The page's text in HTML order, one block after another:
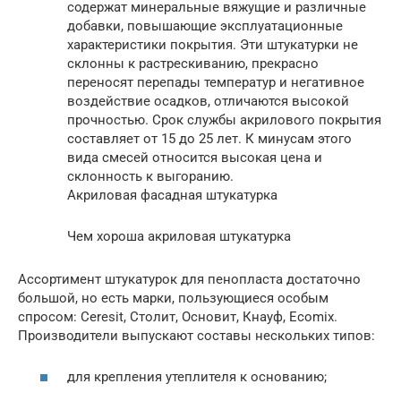
содержат минеральные вяжущие и различные
добавки, повышающие эксплуатационные
характеристики покрытия. Эти штукатурки не
склонны к растрескиванию, прекрасно
переносят перепады температур и негативное
воздействие осадков, отличаются высокой
прочностью. Срок службы акрилового покрытия
составляет от 15 до 25 лет. К минусам этого
вида смесей относится высокая цена и
склонность к выгоранию.
Акриловая фасадная штукатурка
Чем хороша акриловая штукатурка
Ассортимент штукатурок для пенопласта достаточно
большой, но есть марки, пользующиеся особым
спросом: Ceresit, Столит, Основит, Кнауф, Ecomix.
Производители выпускают составы нескольких типов:
для крепления утеплителя к основанию;